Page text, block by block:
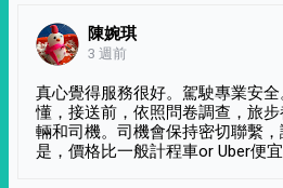
陳婉琪
3 週前
真心覺得服務很好。駕駛專業安
懂，接送前，依照問卷調查，旅
輛和司機。司機會保持密切聯繫
是，價格比一般計程車or Uber便